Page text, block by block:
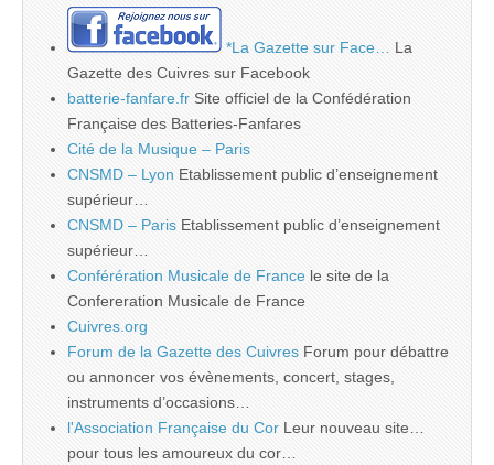
*La Gazette sur Face…
La
Gazette des Cuivres sur Facebook
batterie-fanfare.fr Site officiel de la Confédération
Française des Batteries-Fanfares
Cité de la Musique – Paris
CNSMD – Lyon Etablissement public d’enseignement
supérieur…
CNSMD – Paris Etablissement public d’enseignement
supérieur…
Conférération Musicale de France le site de la
Confereration Musicale de France
Cuivres.org
Forum de la Gazette des Cuivres Forum pour débattre
ou annoncer vos évènements, concert, stages,
instruments d’occasions…
l'Association Française du Cor Leur nouveau site…
pour tous les amoureux du cor…